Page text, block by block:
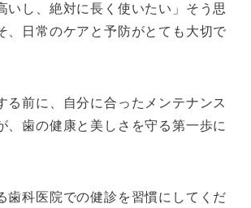
いし、絶対に長く使いたい」そう思
、日常のケアと予防がとても大切で
る前に、自分に合ったメンテナンス
、歯の健康と美しさを守る第一歩に
歯科医院での健診を習慣にしてくだ